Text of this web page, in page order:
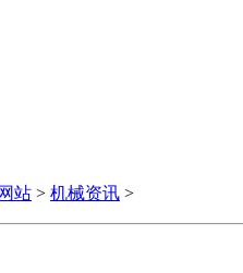
站 > 机械资讯 >